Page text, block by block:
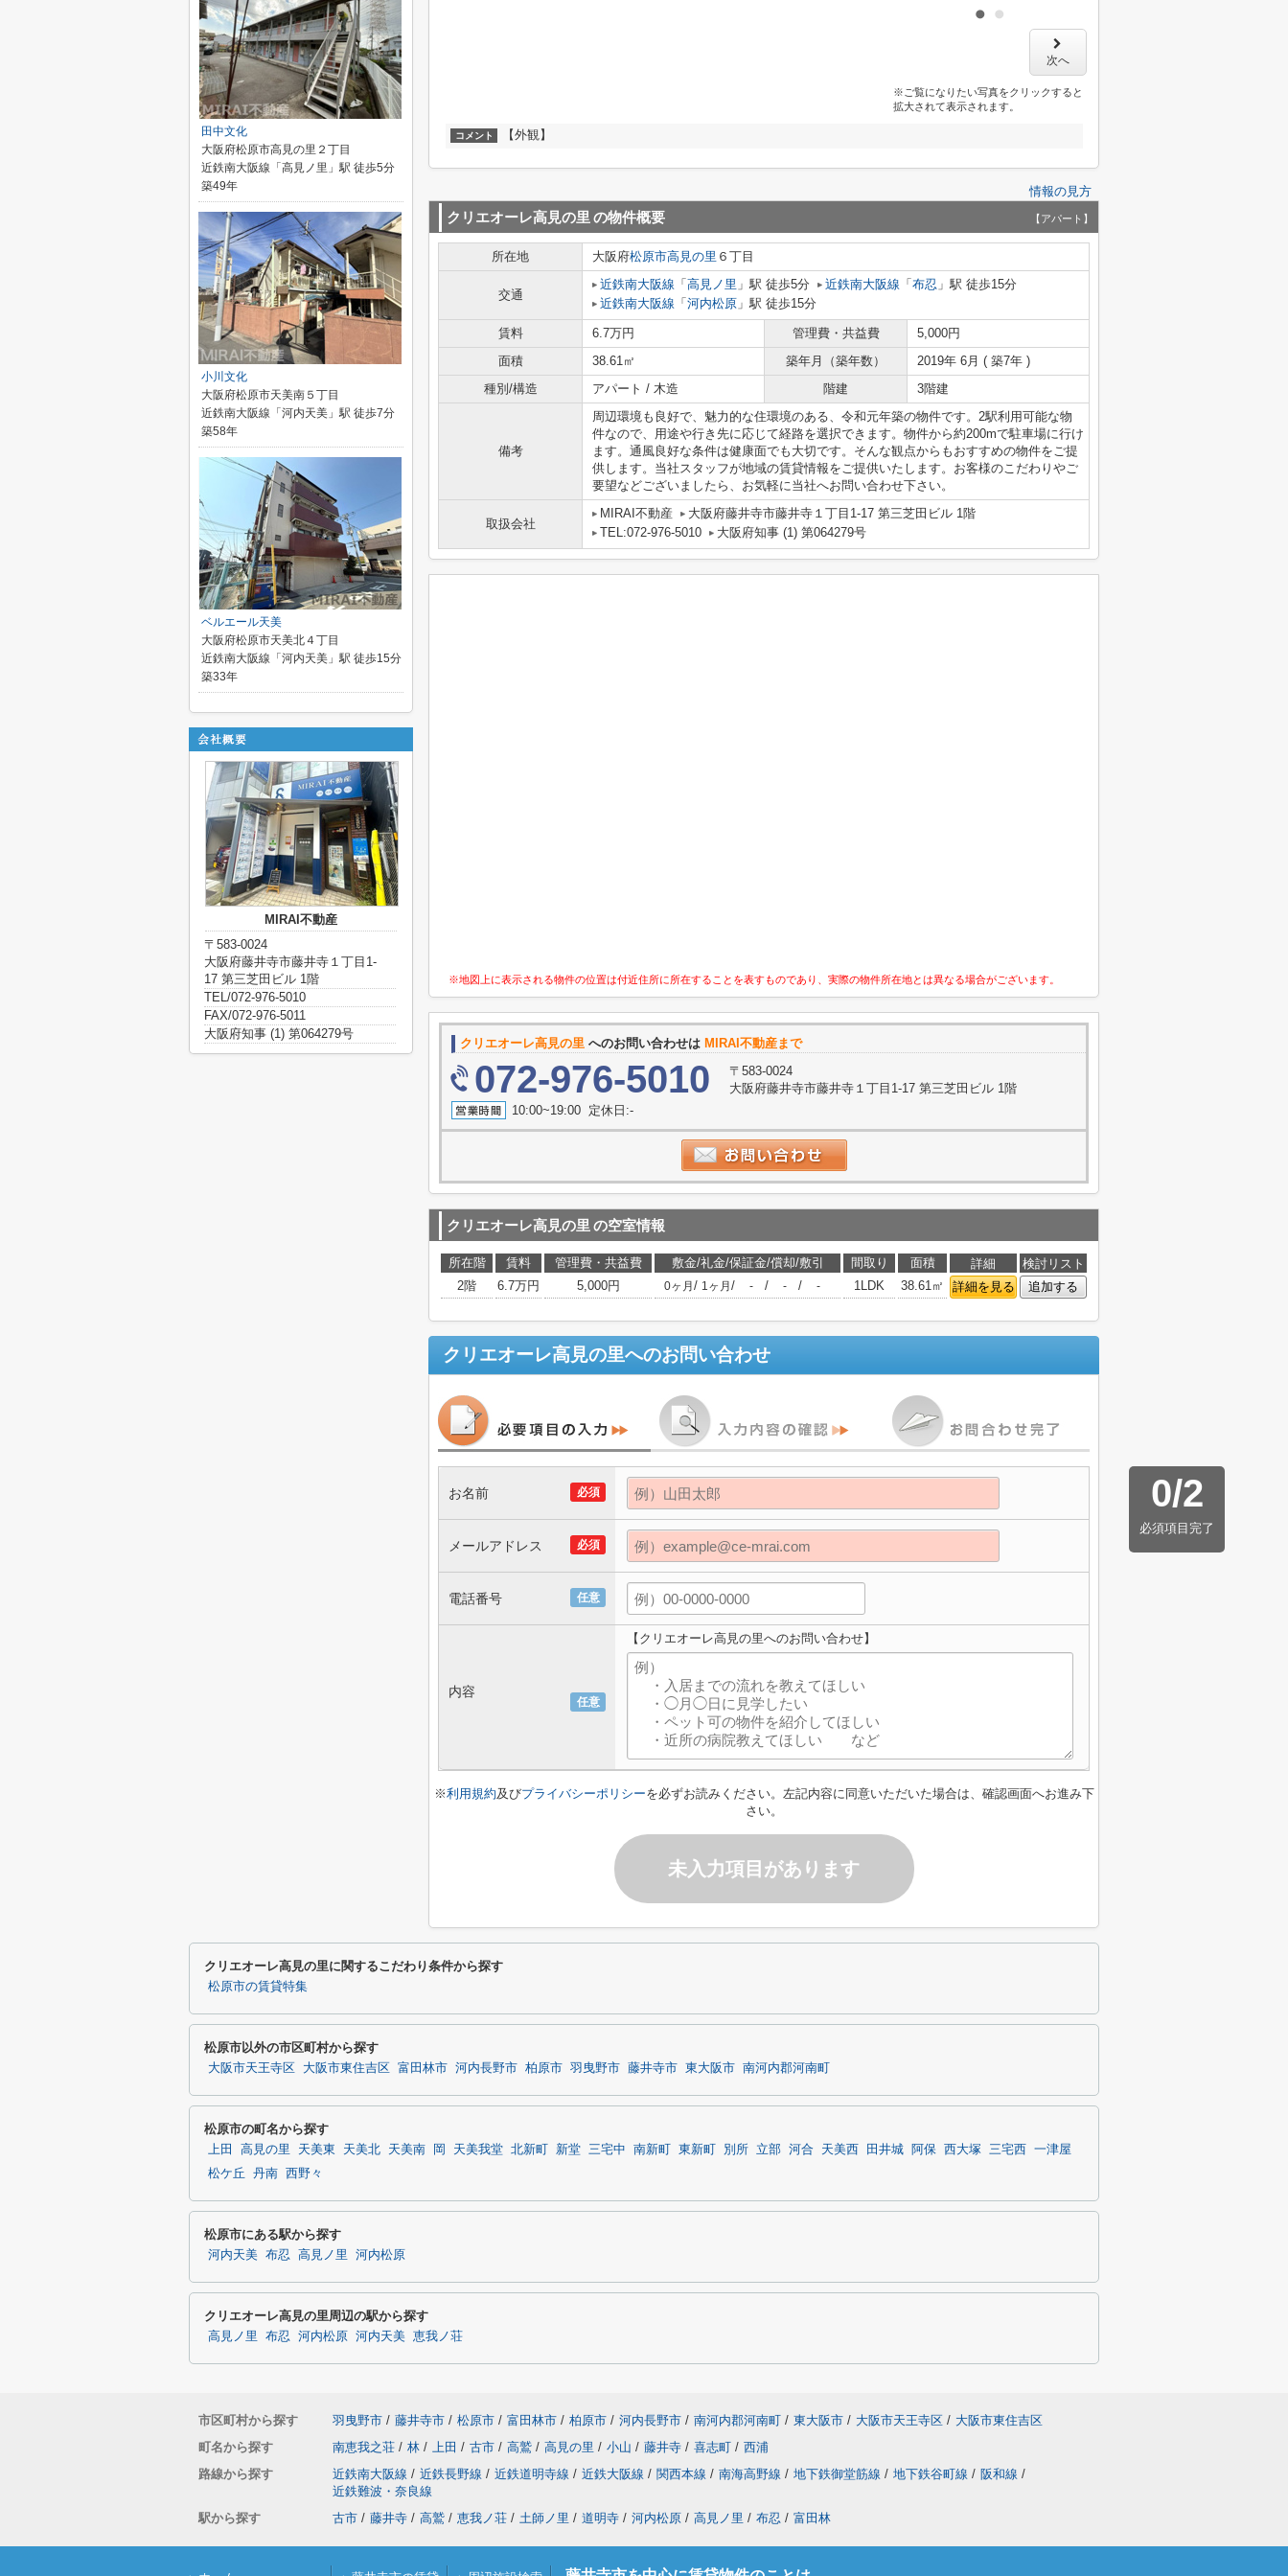
次へ
※ご覧になりたい写真をクリックすると
拡大されて表示されます。
コメント 【外観】
情報の見方
クリエオーレ高見の里 の物件概要 【アパート】
所在地 大阪府松原市高見の里 ６丁目
交通
近鉄南大阪線 「 高見ノ里 」駅 徒歩5分 近鉄南大阪線 「 布忍 」駅 徒歩15分
近鉄南大阪線 「 河内松原 」駅 徒歩15分
賃料 6.7万円 管理費・共益費
5,000円
面積
38.61㎡ 築年月（築年数）
2019年 6月 ( 築7年 )
種別/構造
アパート / 木造 階建 3階建
備考
周辺環境も良好で、魅力的な住環境のある、令和元年築の物件です。2駅利用可能な物
件なので、用途や行き先に応じて経路を選択できます。物件から約200mで駐車場に行け
ます。通風良好な条件は健康面でも大切です。そんな観点からもおすすめの物件をご提
供します。当社スタッフが地域の賃貸情報をご提供いたします。お客様のこだわりやご
要望などございましたら、お気軽に当社へお問い合わせ下さい。
取扱会社
MIRAI不動産
大阪府藤井寺市藤井寺１丁目1-17 第三芝田ビル 1階
TEL:072-976-5010
大阪府知事 (1) 第064279号
※地図上に表示される物件の位置は付近住所に所在することを表すものであり、実際の物件所在地とは異なる場合がございます。
クリエオーレ高見の里 へのお問い合わせは MIRAI不動産まで
072-976-5010
〒583-0024
大阪府藤井寺市藤井寺１丁目1-17 第三芝田ビル 1階
10:00~19:00 定休日:-
クリエオーレ高見の里 の空室情報
所在階 賃料 管理費・共益費 敷金/礼金/保証金/償却/敷引 間取り 面積 詳細
検討リスト
2階
6.7万円 5,000円 0ヶ月 / 1ヶ月 / - / - / - 1LDK 38.61㎡ 詳細を見る 追加する
クリエオーレ高見の里へのお問い合わせ
0/2
必須項目完了
必須
お名前
必須
メールアドレス
任意
電話番号
任意
内容
【クリエオーレ高見の里へのお問い合わせ】
※利用規約及びプライバシーポリシーを必ずお読みください。左記内容に同意いただいた場合は、確認画面へお進み下
さい。
未入力項目があります
田中文化
大阪府松原市高見の里２丁目
近鉄南大阪線「高見ノ里」駅 徒歩5分
築49年
小川文化
大阪府松原市天美南５丁目
近鉄南大阪線「河内天美」駅 徒歩7分
築58年
ベルエール天美
大阪府松原市天美北４丁目
近鉄南大阪線「河内天美」駅 徒歩15分
築33年
MIRAI不動産
〒583-0024
大阪府藤井寺市藤井寺１丁目1-
17 第三芝田ビル 1階
TEL/072-976-5010
FAX/072-976-5011
大阪府知事 (1) 第064279号
クリエオーレ高見の里に関するこだわり条件から探す
松原市の賃貸特集
松原市以外の市区町村から探す
大阪市天王寺区 大阪市東住吉区 富田林市 河内長野市 柏原市 羽曳野市 藤井寺市 東大阪市 南河内郡河南町
松原市の町名から探す
上田 高見の里 天美東 天美北 天美南 岡 天美我堂 北新町 新堂 三宅中 南新町 東新町 別所 立部 河合 天美西 田井城 阿保 西大塚 三宅西
一津屋
松ケ丘
丹南 西野々
松原市にある駅から探す
河内天美 布忍 高見ノ里 河内松原
クリエオーレ高見の里周辺の駅から探す
高見ノ里 布忍 河内松原 河内天美 恵我ノ荘
市区町村から探す 羽曳野市 / 藤井寺市 / 松原市 / 富田林市 / 柏原市 / 河内長野市 / 南河内郡河南町 / 東大阪市 / 大阪市天王寺区 / 大阪市東住吉区
町名から探す
南恵我之荘 / 林 / 上田 / 古市 / 高鷲 / 高見の里 / 小山 / 藤井寺 / 喜志町 / 西浦
路線から探す
近鉄南大阪線 / 近鉄長野線 / 近鉄道明寺線 / 近鉄大阪線 / 関西本線 / 南海高野線 / 地下鉄御堂筋線 / 地下鉄谷町線 / 阪和線 /
近鉄難波・奈良線
駅から探す
古市 / 藤井寺 / 高鷲 / 恵我ノ荘 / 土師ノ里 / 道明寺 / 河内松原 / 高見ノ里 / 布忍 / 富田林